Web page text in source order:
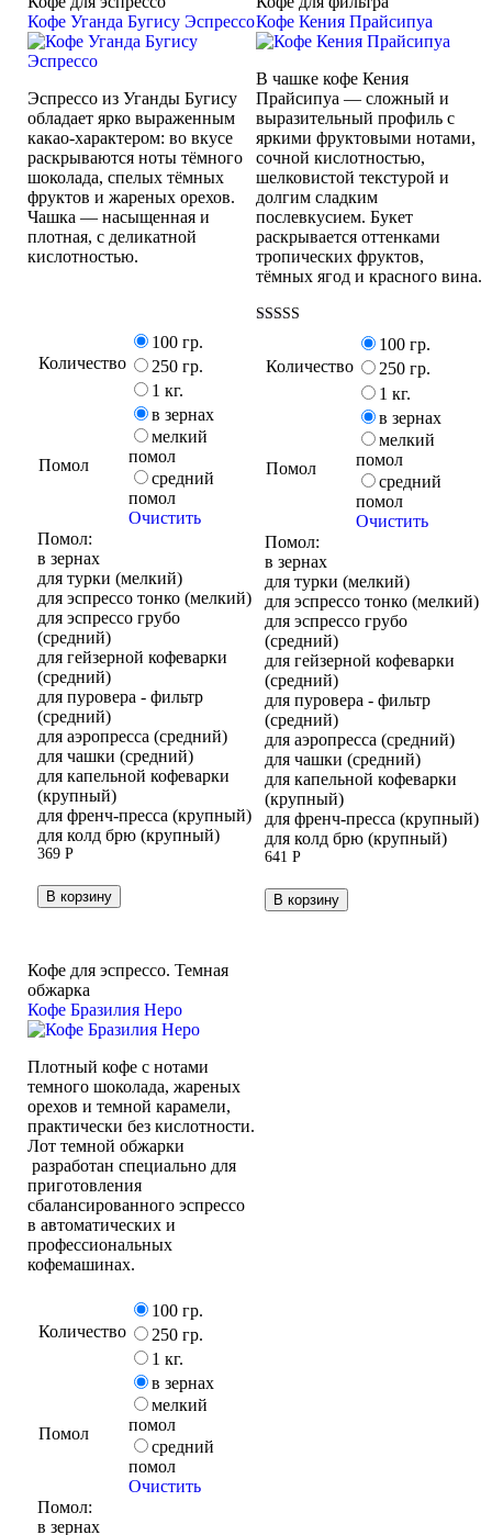
Кофе Кения Прайсипуа
В чашке кофе Кения
Прайсипуа — сложный и
выразительный профиль с
яркими фруктовыми нотами,
сочной кислотностью,
шелковистой текстурой и
долгим сладким
послевкусием. Букет
раскрывается оттенками
тропических фруктов,
тёмных ягод и красного вина.
из 5
Количество
100 гр.
250 гр.
1 кг.
Помол
в зернах
мелкий
помол
средний
помол
Очистить
Помол:
в зернах
для турки (мелкий)
для эспрессо тонко (мелкий)
для эспрессо грубо
(средний)
для гейзерной кофеварки
(средний)
для пуровера - фильтр
(средний)
для аэропресса (средний)
для чашки (средний)
для капельной кофеварки
(крупный)
для френч-пресса (крупный)
для колд брю (крупный)
641 Р
В корзину
Кофе Уганда Бугису Эспрессо
Эспрессо из Уганды Бугису
обладает ярко выраженным
какао-характером: во вкусе
раскрываются ноты тёмного
шоколада, спелых тёмных
фруктов и жареных орехов.
Чашка — насыщенная и
плотная, с деликатной
кислотностью.
Количество
100 гр.
250 гр.
1 кг.
Помол
в зернах
мелкий
помол
средний
помол
Очистить
Помол:
в зернах
для турки (мелкий)
для эспрессо тонко (мелкий)
для эспрессо грубо
(средний)
для гейзерной кофеварки
(средний)
для пуровера - фильтр
(средний)
для аэропресса (средний)
для чашки (средний)
для капельной кофеварки
(крупный)
для френч-пресса (крупный)
для колд брю (крупный)
369 Р
В корзину
Кофе для эспрессо. Темная
обжарка
Кофе Бразилия Неро
Плотный кофе с нотами
темного шоколада, жареных
орехов и темной карамели,
практически без кислотности.
Лот темной обжарки
разработан специально для
приготовления
сбалансированного эспрессо
в автоматических и
профессиональных
кофемашинах.
Количество
100 гр.
250 гр.
1 кг.
Помол
в зернах
мелкий
помол
средний
помол
Очистить
Помол:
в зернах